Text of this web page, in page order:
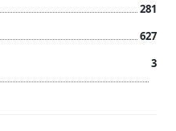
281
627
3